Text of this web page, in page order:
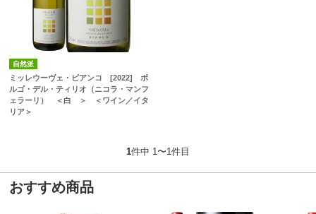
自然派
ミッレウーヴェ・ビアンコ [2022] ボ
ルゴ・デル・ティリオ（ニコラ・マンフ
ェラーリ） ＜白 ＞ ＜ワイン／イタ
リア＞
1件中 1〜1件目
おすすめ商品